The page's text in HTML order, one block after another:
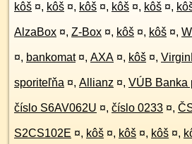
kôš ¤, kôš ¤, kôš ¤, kôš ¤, kôš ¤,
AlzaBox ¤, Z-Box ¤, kôš ¤, kôš ¤,
¤, bankomat ¤, AXA ¤, kôš ¤,
sporiteľňa ¤, Allianz ¤, VÚB Banka
číslo S6AV062U ¤, číslo 0233 ¤,
S2CS102E ¤, kôš ¤, kôš ¤, kôš ¤,